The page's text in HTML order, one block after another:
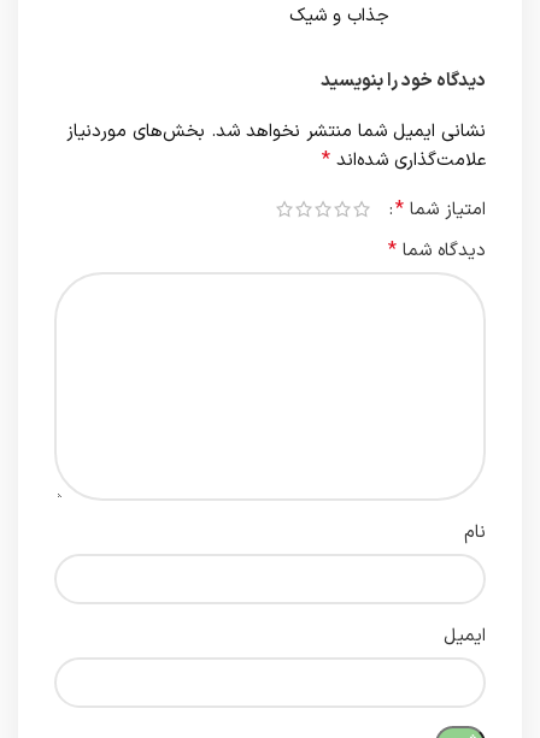
جذاب و شیک
دیدگاه خود را بنویسید
نشانی ایمیل شما منتشر نخواهد شد. بخش‌های موردنیاز
علامت‌گذاری شده‌اند *
امتیاز شما *
دیدگاه شما *
نام
ایمیل